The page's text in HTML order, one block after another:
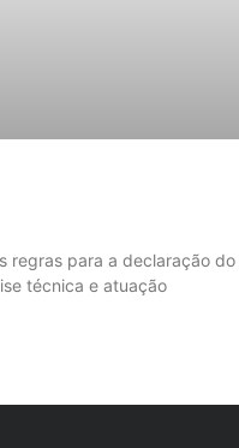
regras para a declaração do
técnica e atuação